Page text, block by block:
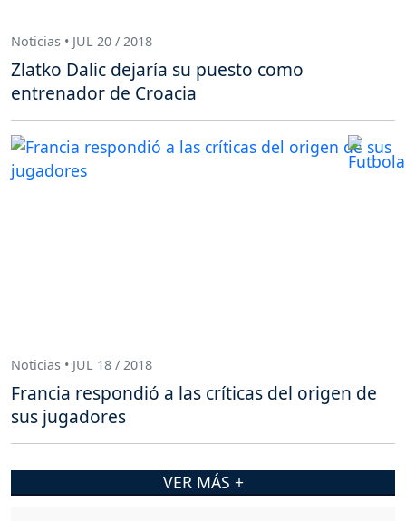
Noticias • JUL 20 / 2018
Zlatko Dalic dejaría su puesto como
entrenador de Croacia
Noticias • JUL 18 / 2018
Francia respondió a las críticas del origen de
sus jugadores
VER MÁS +